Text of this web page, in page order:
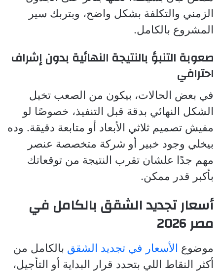
الزمني والتكلفة بشكل واضح، وبتربك سير
المشروع بالكامل.
صعوبة التنبؤ بالنتيجة النهائية بدون إشراف
احترافي
في بعض الحالات، بيكون من الصعب تخيل
الشكل النهائي بدقة قبل التنفيذ، خصوصًا لو
مفيش تصميم ثلاثي الأبعاد أو متابعة دقيقة. وده
بيخلي وجود خبير أو شركة متخصصة عنصر
مهم جدًا علشان تقرب النتيجة من توقعاتك
بأكبر قدر ممكن.
أسعار تجديد الشقق بالكامل في
مصر 2026
موضوع الأسعار في تجديد الشقق بالكامل من
أكثر النقاط اللي بتحدد قرار البداية أو التأجيل،